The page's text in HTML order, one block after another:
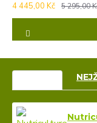
4 445,00 Kč
5 295,00